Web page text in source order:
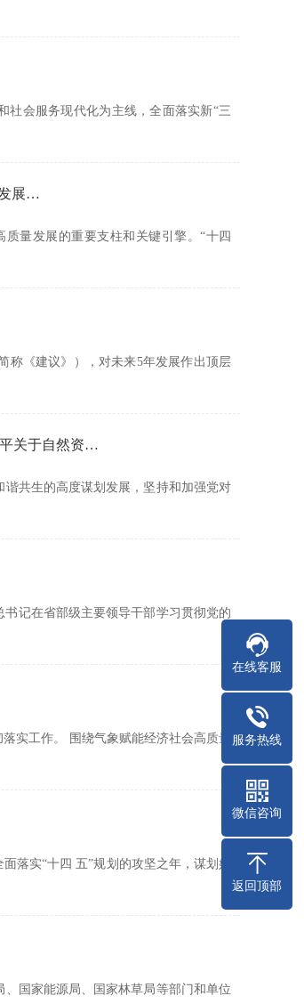
社会服务现代化为主线，全面落实新“三
展…
量发展的重要支柱和关键引擎。“十四
称《建议》），对未来5年发展作出顶层
关于自然资…
共生的高度谋划发展，坚持和加强党对
书记在省部级主要领导干部学习贯彻党的
实工作。 围绕气象赋能经济社会高质量
落实“十四 五”规划的攻坚之年，谋划好
国家能源局、国家林草局等部门和单位
在线客服
服务热线
微信咨询
返回顶部